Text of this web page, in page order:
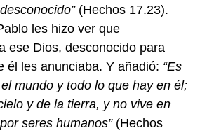
(Hechos 17.23).
les hizo ver que
ese Dios, desconocido para
él les anunciaba. Y añadió: “Es
mundo y todo lo que hay en él;
y de la tierra, y no vive en
seres humanos”(Hechos